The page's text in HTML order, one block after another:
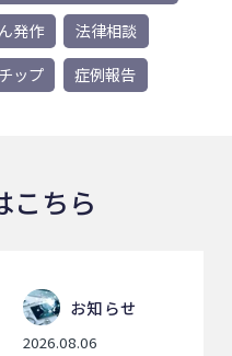
発作
法律相談
ップ 症例報告
こちら
お知らせ
2026.08.06